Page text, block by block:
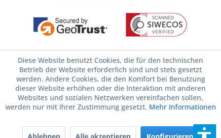
Diese Website benutzt Cookies, die für den technischen
Betrieb der Website erforderlich sind und stets gesetzt
werden. Andere Cookies, die den Komfort bei Benutzung
dieser Website erhöhen oder die Interaktion mit anderen
Websites und sozialen Netzwerken vereinfachen sollen,
werden nur mit Ihrer Zustimmung gesetzt. Mehr Informationen